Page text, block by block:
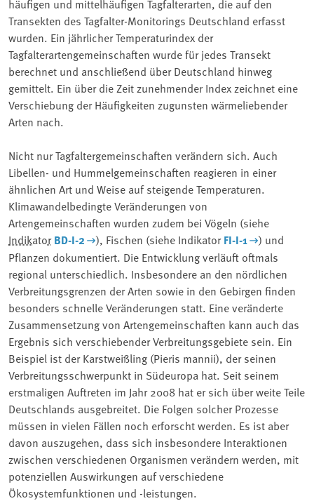
häufigen und mittelhäufigen Tagfalterarten, die auf den
Transekten des Tagfalter-Monitorings Deutschland erfasst
wurden. Ein jährlicher Temperaturindex der
Tagfalterartengemeinschaften wurde für jedes Transekt
berechnet und anschließend über Deutschland hinweg
gemittelt. Ein über die Zeit zunehmender Index zeichnet eine
Verschiebung der Häufigkeiten zugunsten wärmeliebender
Arten nach.
Nicht nur Tagfaltergemeinschaften verändern sich. Auch
Libellen- und Hummelgemeinschaften reagieren in einer
ähnlichen Art und Weise auf steigende Temperaturen.
Klimawandelbedingte Veränderungen von
Artengemeinschaften wurden zudem bei Vögeln (siehe
Indikator BD-I-2 ), Fischen (siehe IndikatorFI-I-1
) und
Pflanzen dokumentiert. Die Entwicklung verläuft oftmals
regional unterschiedlich. Insbesondere an den nördlichen
Verbreitungsgrenzen der Arten sowie in den Gebirgen finden
besonders schnelle Veränderungen statt. Eine veränderte
Zusammensetzung von Artengemeinschaften kann auch das
Ergebnis sich verschiebender Verbreitungsgebiete sein. Ein
Beispiel ist der Karstweißling (Pieris mannii), der seinen
Verbreitungsschwerpunkt in Südeuropa hat. Seit seinem
erstmaligen Auftreten im Jahr 2008 hat er sich über weite Teile
Deutschlands ausgebreitet. Die Folgen solcher Prozesse
müssen in vielen Fällen noch erforscht werden. Es ist aber
davon auszugehen, dass sich insbesondere Interaktionen
zwischen verschiedenen Organismen verändern werden, mit
potenziellen Auswirkungen auf verschiedene
Ökosystemfunktionen und -leistungen.